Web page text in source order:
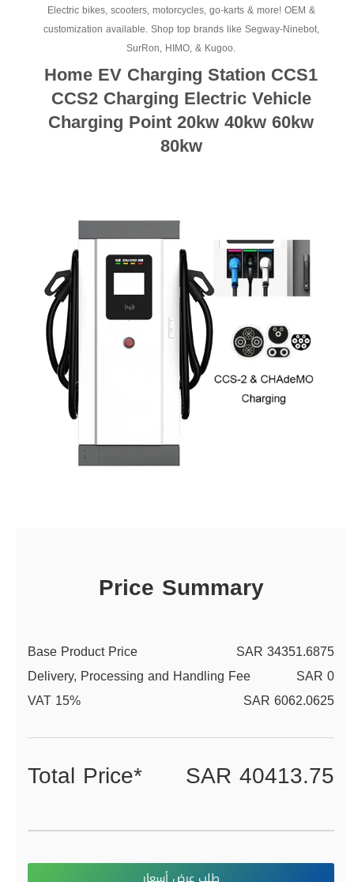
Electric bikes, scooters, motorcycles, go-karts & more! OEM &
customization available. Shop top brands like Segway-Ninebot,
SurRon, HIMO, & Kugoo.
Home EV Charging Station CCS1
CCS2 Charging Electric Vehicle
Charging Point 20kw 40kw 60kw
80kw
Price Summary
Base Product Price
SAR 34351.6875
Delivery, Processing and Handling Fee
SAR 0
VAT 15%
SAR 6062.0625
Total Price* SAR 40413.75